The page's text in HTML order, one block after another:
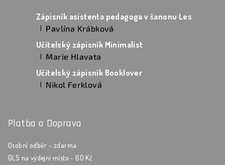
Zápisník asistenta pedagoga v šanonu Les
Hodnocení produktu je 5 z 5 hvězdiček.
| Pavlína Krábková
Učitelský zápisník Minimalist
Hodnocení produktu je 5 z 5 hvězdiček.
| Marie Hlavata
Učitelský zápisník Booklover
Hodnocení produktu je 5 z 5 hvězdiček.
| Nikol Ferklová
Platba a Doprava
Osobní odběr - zdarma
GLS na výdejní místo - 60 Kč